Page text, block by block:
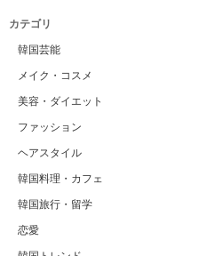
カテゴリ
韓国芸能
メイク・コスメ
美容・ダイエット
ファッション
ヘアスタイル
韓国料理・カフェ
韓国旅行・留学
恋愛